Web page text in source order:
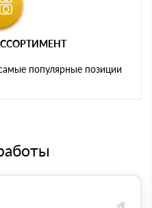
популярные позиции